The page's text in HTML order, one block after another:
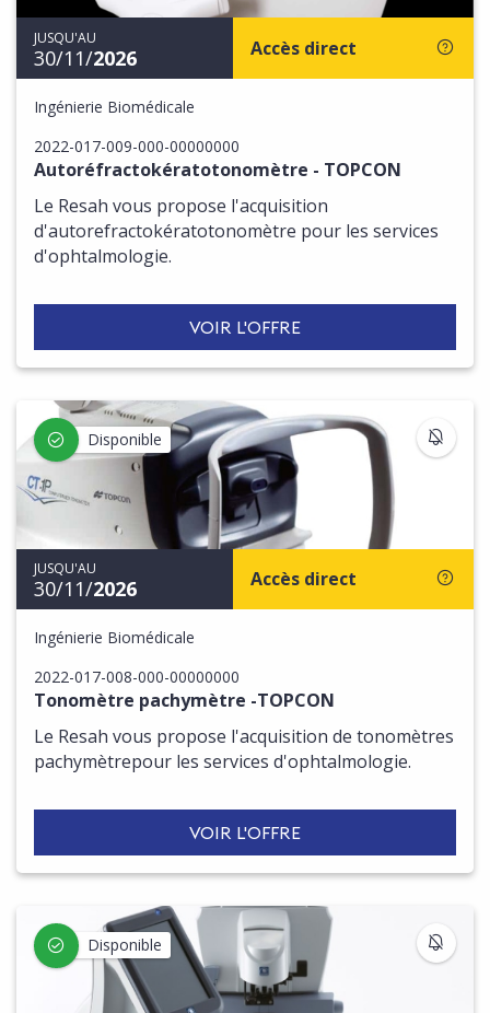
JUSQU'AU
30/11/2026 Accès direct
Ingénierie Biomédicale
2022-017-009-000-00000000
Autoréfractokératotonomètre - TOPCON
Le Resah vous propose l'acquisition
d'autorefractokératotonomètre pour les services
d'ophtalmologie.
VOIR L'OFFRE
Disponible
JUSQU'AU
30/11/2026 Accès direct
Ingénierie Biomédicale
2022-017-008-000-00000000
Tonomètre pachymètre -TOPCON
Le Resah vous propose l'acquisition de tonomètres
pachymètrepour les services d'ophtalmologie.
VOIR L'OFFRE
Disponible